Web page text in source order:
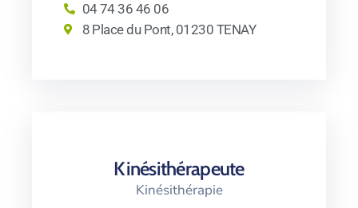
04 74 36 46 06
8 Place du Pont, 01230 TENAY
Kinésithérapeute
Kinésithérapie